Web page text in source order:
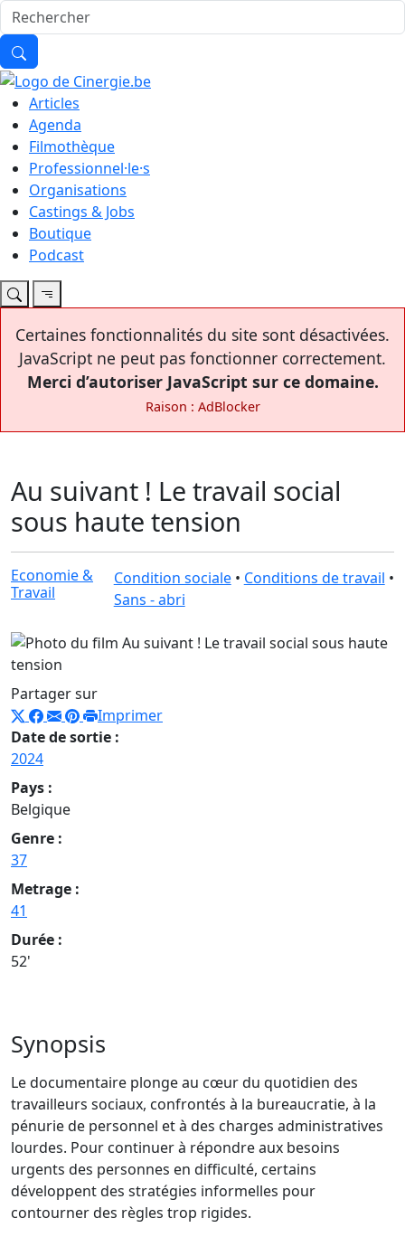
Articles
Agenda
Filmothèque
Professionnel·le·s
Organisations
Castings & Jobs
Boutique
Podcast
Certaines fonctionnalités du site sont désactivées.
JavaScript ne peut pas fonctionner correctement.
Merci d’autoriser JavaScript sur ce domaine.
Raison : AdBlocker
Au suivant ! Le travail social
sous haute tension
Economie &
Travail
Condition sociale• Conditions de travail •
Sans - abri
Partager sur
Imprimer
Date de sortie :
2024
Pays :
Belgique
Genre :
37
Metrage :
41
Durée :
52'
Synopsis
Le documentaire plonge au cœur du quotidien des
travailleurs sociaux, confrontés à la bureaucratie, à la
pénurie de personnel et à des charges administratives
lourdes. Pour continuer à répondre aux besoins
urgents des personnes en difficulté, certains
développent des stratégies informelles pour
contourner des règles trop rigides.